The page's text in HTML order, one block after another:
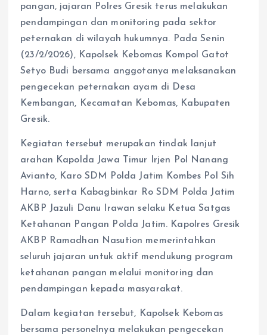
pangan, jajaran Polres Gresik terus melakukan
pendampingan dan monitoring pada sektor
peternakan di wilayah hukumnya. Pada Senin
(23/2/2026), Kapolsek Kebomas Kompol Gatot
Setyo Budi bersama anggotanya melaksanakan
pengecekan peternakan ayam di Desa
Kembangan, Kecamatan Kebomas, Kabupaten
Gresik.
Kegiatan tersebut merupakan tindak lanjut
arahan Kapolda Jawa Timur Irjen Pol Nanang
Avianto, Karo SDM Polda Jatim Kombes Pol Sih
Harno, serta Kabagbinkar Ro SDM Polda Jatim
AKBP Jazuli Danu Irawan selaku Ketua Satgas
Ketahanan Pangan Polda Jatim. Kapolres Gresik
AKBP Ramadhan Nasution memerintahkan
seluruh jajaran untuk aktif mendukung program
ketahanan pangan melalui monitoring dan
pendampingan kepada masyarakat.
Dalam kegiatan tersebut, Kapolsek Kebomas
bersama personelnya melakukan pengecekan